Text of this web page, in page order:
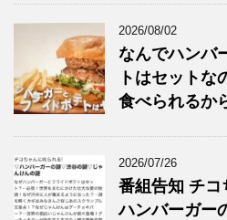
2026/08/02
なんでハンバ
トはセットな
食べられるか
2026/07/26
番組告知 チ
ハンバーガ